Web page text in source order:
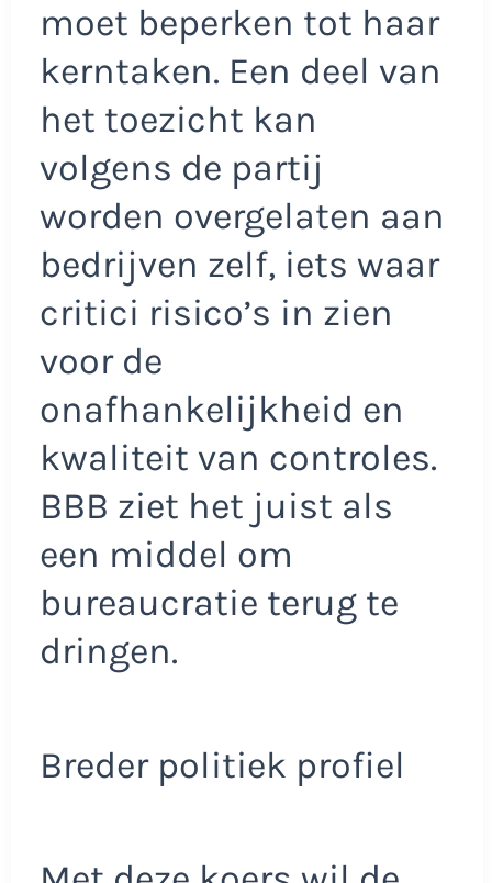
moet beperken tot haar
kerntaken. Een deel van
het toezicht kan
volgens de partij
worden overgelaten aan
bedrijven zelf, iets waar
critici risico’s in zien
voor de
onafhankelijkheid en
kwaliteit van controles.
BBB ziet het juist als
een middel om
bureaucratie terug te
dringen.
Breder politiek profiel